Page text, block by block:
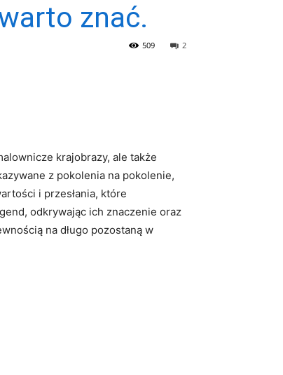
znać.
2
509
krajobrazy, ale także
z pokolenia ⁤na pokolenie,
i ‍przesłania, ‌które
odkrywając ich znaczenie oraz
na długo‍ pozostaną⁢ w